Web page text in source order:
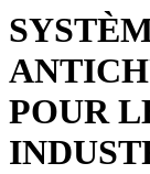
POUR